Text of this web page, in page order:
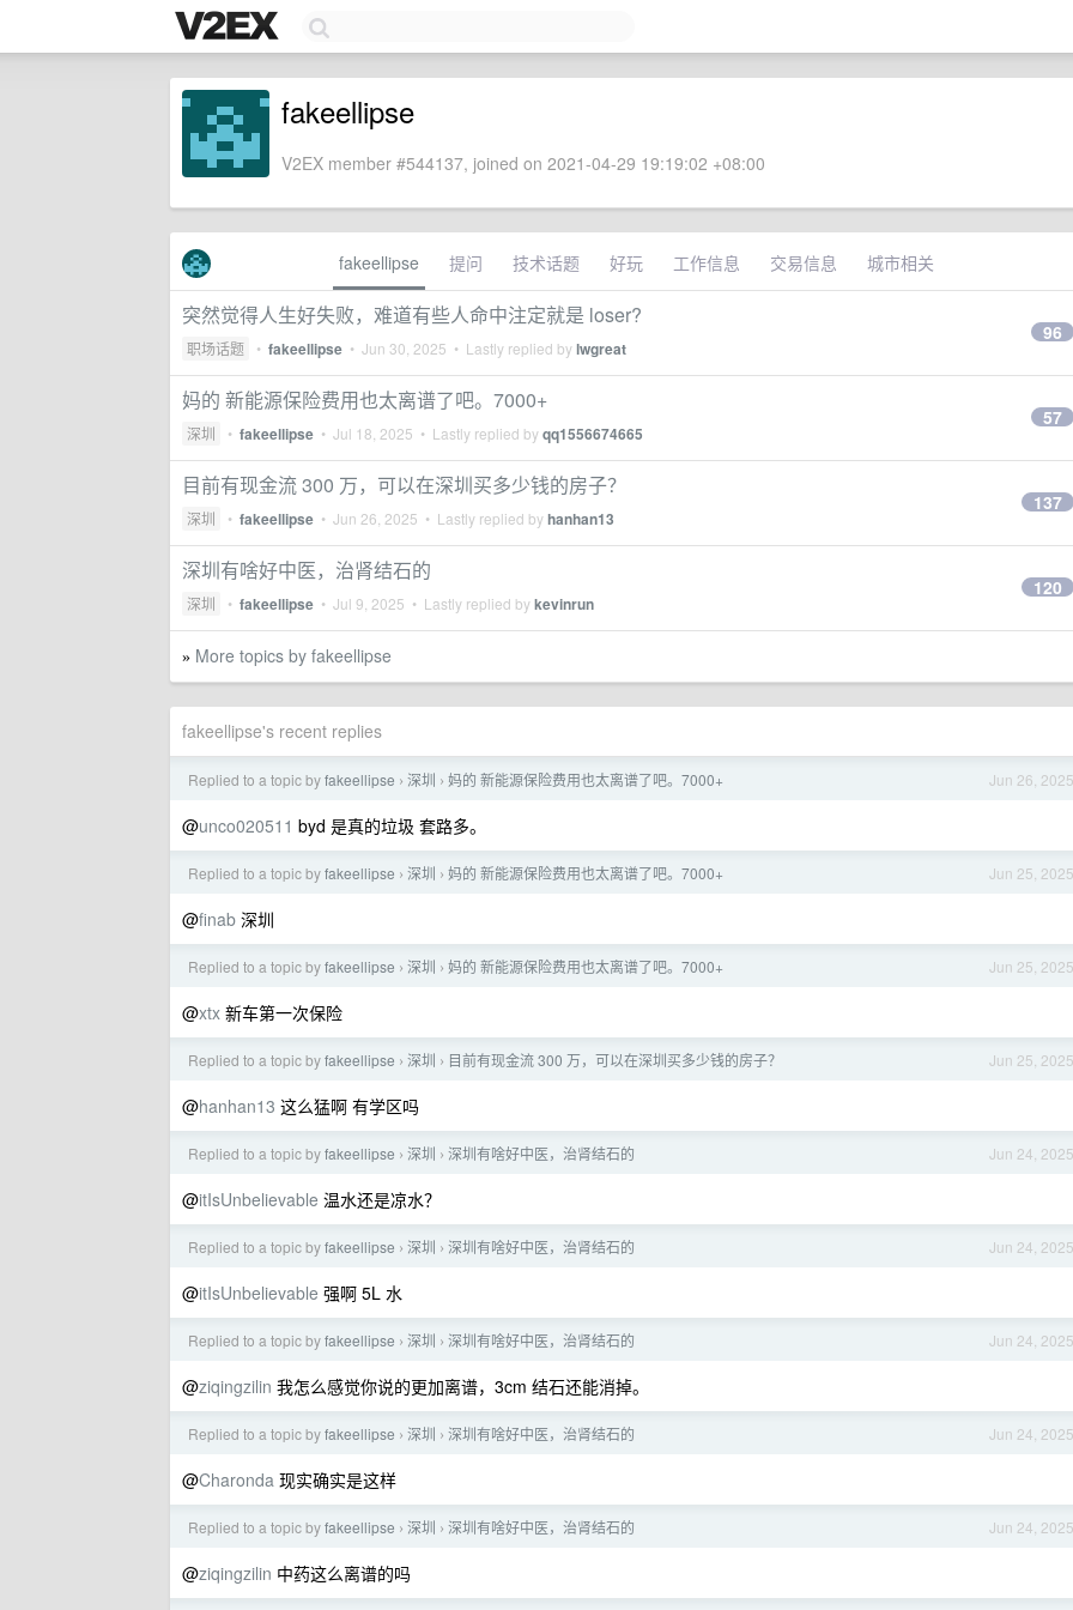
fakeellipse
V2EX member #544137, joined on 2021-04-29 19:19:02 +08:00
fakeellipse 提问 技术话题 好玩 工作信息 交易信息 城市相关
突然觉得人生好失败，难道有些人命中注定就是 loser?
职场话题 • fakeellipse • Jun 30, 2025 • Lastly replied bylwgreat
96
妈的 新能源保险费用也太离谱了吧。7000+
深圳 • fakeellipse • Jul 18, 2025 • Lastly replied byqq1556674665
57
目前有现金流 300 万，可以在深圳买多少钱的房子？
深圳 • fakeellipse • Jun 26, 2025 • Lastly replied byhanhan13
137
深圳有啥好中医，治肾结石的
深圳 • fakeellipse • Jul 9, 2025 • Lastly replied bykevinrun
120
» More topics by fakeellipse
fakeellipse's recent replies
Jun 26, 2025
Replied to a topic byfakeellipse › 深圳 › 妈的 新能源保险费用也太离谱了吧。7000+
@unco020511 byd 是真的垃圾 套路多。
Jun 25, 2025
Replied to a topic byfakeellipse › 深圳 › 妈的 新能源保险费用也太离谱了吧。7000+
@finab 深圳
Jun 25, 2025
Replied to a topic byfakeellipse › 深圳 › 妈的 新能源保险费用也太离谱了吧。7000+
@xtx 新车第一次保险
Jun 25, 2025
Replied to a topic byfakeellipse › 深圳 › 目前有现金流 300 万，可以在深圳买多少钱的房子？
@hanhan13 这么猛啊 有学区吗
Jun 24, 2025
Replied to a topic byfakeellipse › 深圳 › 深圳有啥好中医，治肾结石的
@itIsUnbelievable 温水还是凉水？
Jun 24, 2025
Replied to a topic byfakeellipse › 深圳 › 深圳有啥好中医，治肾结石的
@itIsUnbelievable 强啊 5L 水
Jun 24, 2025
Replied to a topic byfakeellipse › 深圳 › 深圳有啥好中医，治肾结石的
@ziqingzilin 我怎么感觉你说的更加离谱，3cm 结石还能消掉。
Jun 24, 2025
Replied to a topic byfakeellipse › 深圳 › 深圳有啥好中医，治肾结石的
@Charonda 现实确实是这样
Jun 24, 2025
Replied to a topic byfakeellipse › 深圳 › 深圳有啥好中医，治肾结石的
@ziqingzilin 中药这么离谱的吗